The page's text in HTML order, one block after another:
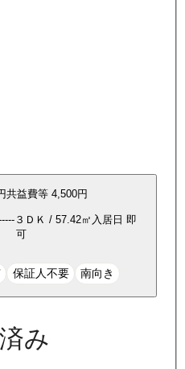
共益費等 4,500円
３ＤＫ / 57.42㎡ 入居日 即
可
保証人不要 南向き
み